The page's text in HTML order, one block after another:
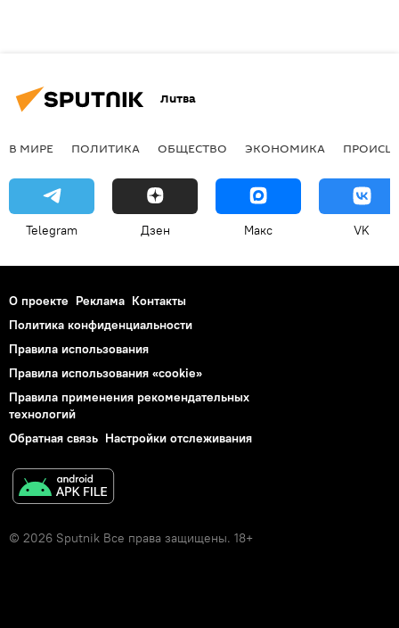
Литва
В МИРЕ ПОЛИТИКА ОБЩЕСТВО ЭКОНОМИКА
Telegram Дзен Макс VK
О проекте Реклама Контакты
Политика конфиденциальности
Правила использования
Правила использования «cookie»
Правила применения рекомендательных
технологий
Обратная связь Настройки отслеживания
© 2026 Sputnik Все права защищены. 18+